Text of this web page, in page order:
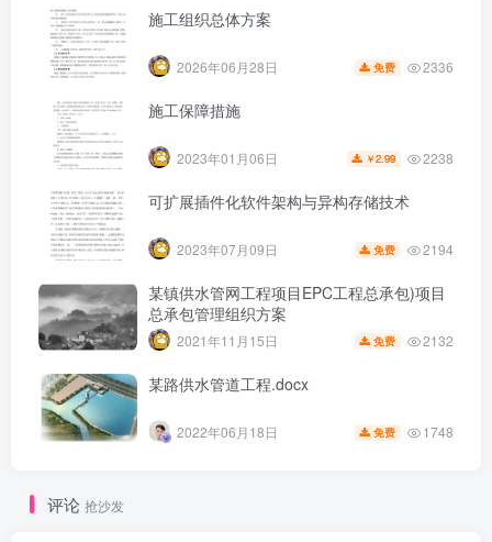
第6页 / 共27页
施工组织总体方案
2026年06月28日 免费 2336
施工保障措施
2023年01月06日 ￥2.99 2238
可扩展插件化软件架构与异构存储技术
2023年07月09日 免费 2194
某镇供水管网工程项目EPC工程总承包)项目
总承包管理组织方案
2021年11月15日 免费 2132
某路供水管道工程.docx
2022年06月18日 免费 1748
评论 抢沙发